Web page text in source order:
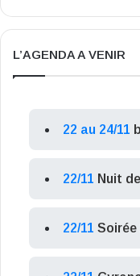
L’AGENDA A VENIR
22 au 24/11
22/11 Nuit
22/11 Soirée